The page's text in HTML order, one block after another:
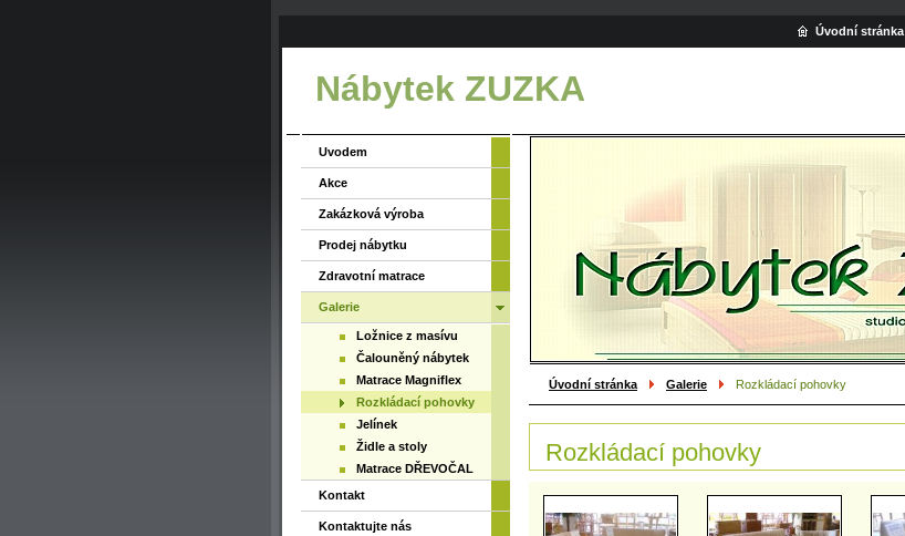
Nábytek ZUZKA
Úvodní stránka Galerie Rozkládací pohovky
Rozkládací pohovky
Uvodem
Akce
Zakázková výroba
Prodej nábytku
Zdravotní matrace
Galerie
Ložnice z masívu
Čalouněný nábytek
Matrace Magniflex
Rozkládací pohovky
Jelínek
Židle a stoly
Matrace DŘEVOČAL
Kontakt
Kontaktujte nás
Úvodní stránka